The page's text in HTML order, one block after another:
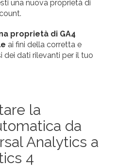
una nuova proprietà di
proprietà di GA4
ai fini della corretta e
dei dati rilevanti per il tuo
la
da
Analytics a
4